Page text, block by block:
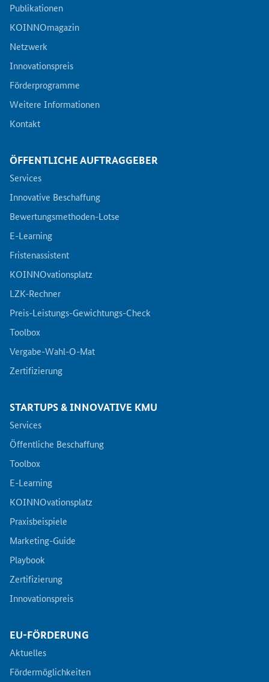
Publikationen
KOINNOmagazin
Netzwerk
Innovationspreis
Förderprogramme
Weitere Informationen
Kontakt
ÖFFENTLICHE AUFTRAGGEBER
Services
Innovative Beschaffung
Bewertungsmethoden-Lotse
E-Learning
Fristenassistent
KOINNOvationsplatz
LZK-Rechner
Preis-Leistungs-Gewichtungs-Check
Toolbox
Vergabe-Wahl-O-Mat
Zertifizierung
STARTUPS & INNOVATIVE KMU
Services
Öffentliche Beschaffung
Toolbox
E-Learning
KOINNOvationsplatz
Praxisbeispiele
Marketing-Guide
Playbook
Zertifizierung
Innovationspreis
EU-FÖRDERUNG
Aktuelles
Fördermöglichkeiten